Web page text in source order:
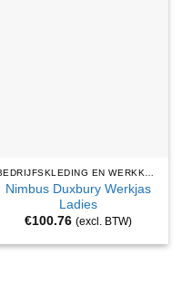
Nimbus Duxbury Werkjas
Ladies
€100.76 (excl. BTW)